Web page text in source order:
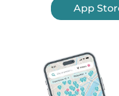
App